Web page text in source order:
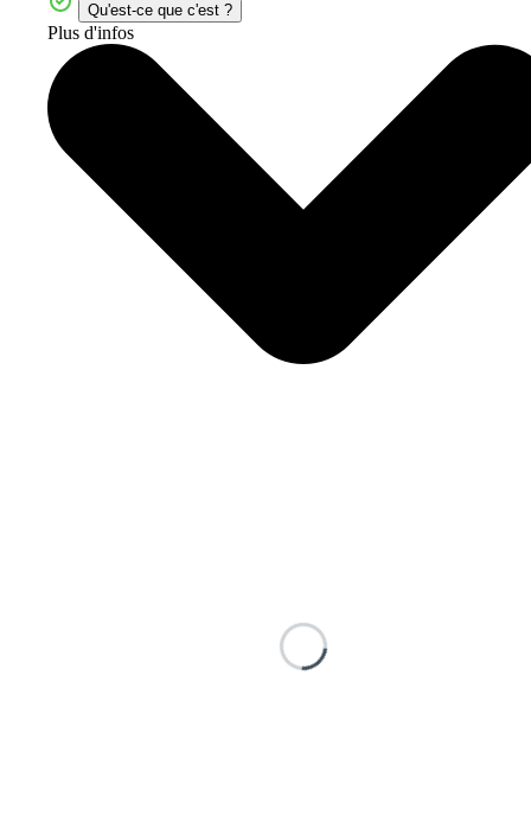
Qu'est-ce que c'est ?
Plus d'infos